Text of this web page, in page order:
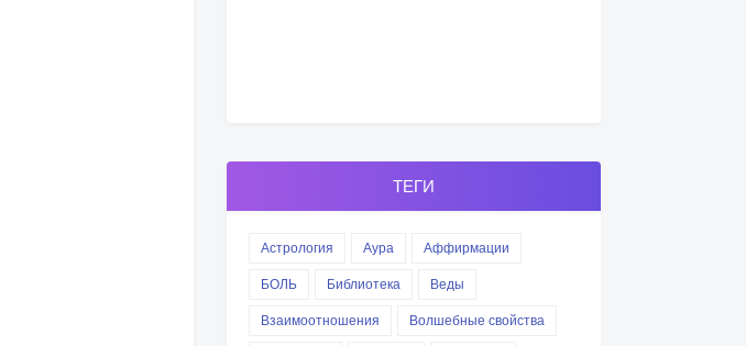
ТЕГИ
Астрология Аура
Аффирмации
БОЛЬ
Библиотека
Веды
Взаимоотношения
Волшебные свойства